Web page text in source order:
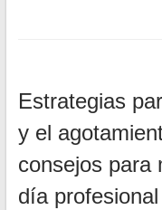
Estrategias
y el
consejos para
día profesional